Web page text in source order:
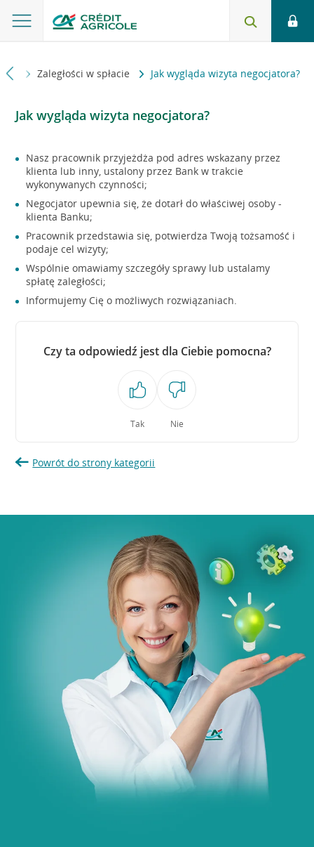
Zaległości w spłacie Jak wygląda wizyta negocjatora?
Jak wygląda wizyta negocjatora?
Nasz pracownik przyjeżdża pod adres wskazany przez
klienta lub inny, ustalony przez Bank w trakcie
wykonywanych czynności;
Negocjator upewnia się, że dotarł do właściwej osoby -
klienta Banku;
Pracownik przedstawia się, potwierdza Twoją tożsamość i
podaje cel wizyty;
Wspólnie omawiamy szczegóły sprawy lub ustalamy
spłatę zaległości;
Informujemy Cię o możliwych rozwiązaniach.
Czy ta odpowiedź jest dla Ciebie pomocna?
Tak Nie
Powrót do strony kategorii